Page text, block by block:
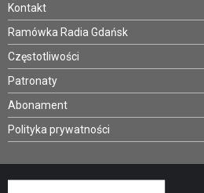
Kontakt
Ramówka Radia Gdańsk
Częstotliwości
Patronaty
Abonament
Polityka prywatności